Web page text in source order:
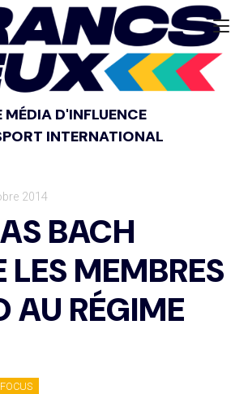
MÉDIA D'INFLUENCE
INTERNATIONAL
2014
BACH
LES MEMBRES
AU RÉGIME
FOCUS